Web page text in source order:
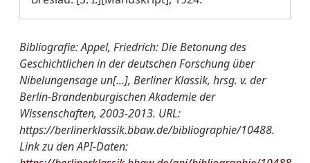
Bibliografie: Appel, Friedrich: Die Betonung des
Geschichtlichen in der deutschen Forschung über
Nibelungensage un[...], Berliner Klassik, hrsg. v. der
Berlin-Brandenburgischen Akademie der
Wissenschaften, 2003-2013. URL:
https://berlinerklassik.bbaw.de/bibliographie/10488.
Link zu den API-Daten: